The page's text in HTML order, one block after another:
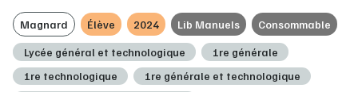
Magnard Élève 2024 Lib Manuels Consommable
Lycée général et technologique
1re générale
1re technologique
1re générale et technologique